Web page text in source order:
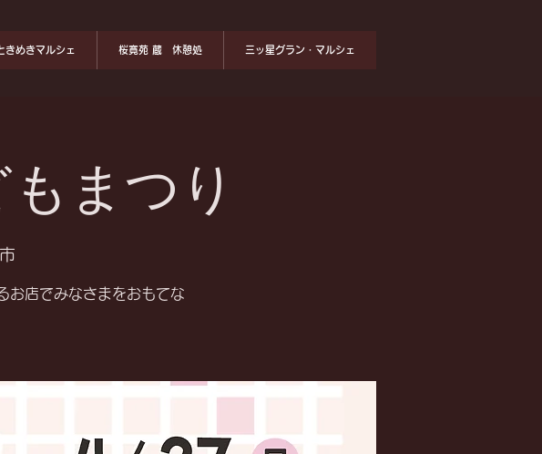
きめきマルシェ 桜寛苑 蔵 休憩処 三ッ星グラン・マルシェ
まつり
お店でみなさまをおもてな